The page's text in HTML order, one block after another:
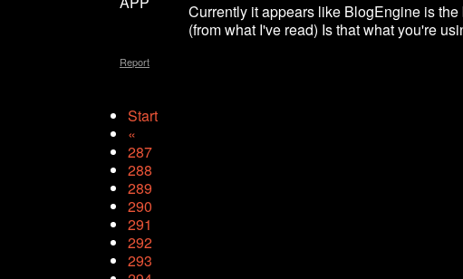
Currently it appears like BlogEngine is
(from what I've read) Is that what you're
Report
Start
«
287
288
289
290
291
292
293